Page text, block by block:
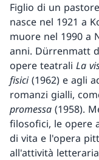
Figlio di un
nasce nel 1921 a
muore nel 1990 a
anni. Dürrenmatt
opere teatrali La
fisici(1962) e agli
romanzi gialli,
promessa (1958).
filosofici, le opere
di vita e l'opera
all'attività